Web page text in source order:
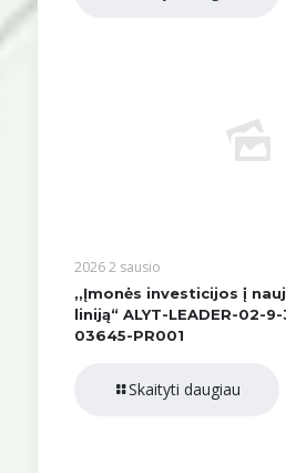
2026 2 sausio
,,Įmonės investicijos į
liniją“ ALYT-LEADER-02-
03645-PR001
Skaityti daugiau